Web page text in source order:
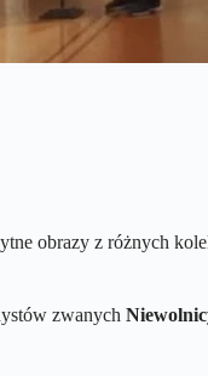
obrazy z różnych
zwanych